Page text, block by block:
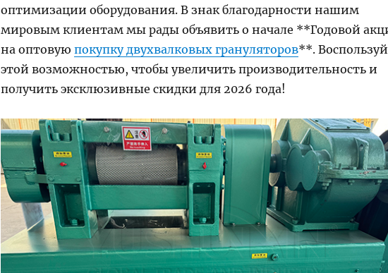
оптимизации оборудования. В знак благодарности нашим
мировым клиентам мы рады объявить о начале **Годовой
на оптовую покупку двухвалковых грануляторов**.
этой возможностью, чтобы увеличить производительность и
получить эксклюзивные скидки для 2026 года!